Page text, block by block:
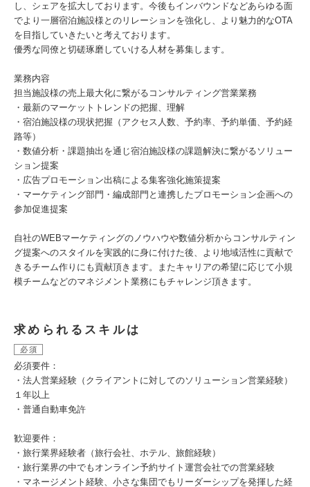
し、シェアを拡大しております。今後もインバウンドなどあらゆる面
でより一層宿泊施設様とのリレーションを強化し、より魅力的なOTA
を目指していきたいと考えております。
優秀な同僚と切磋琢磨していける人材を募集します。
業務内容
担当施設様の売上最大化に繋がるコンサルティング営業業務
・最新のマーケットトレンドの把握、理解
・宿泊施設様の現状把握（アクセス人数、予約率、予約単価、予約経
路等）
・数値分析・課題抽出を通じ宿泊施設様の課題解決に繋がるソリュー
ション提案
・広告プロモーション出稿による集客強化施策提案
・マーケティング部門・編成部門と連携したプロモーション企画への
参加促進提案
自社のWEBマーケティングのノウハウや数値分析からコンサルティン
グ提案へのスタイルを実践的に身に付けた後、より地域活性に貢献で
きるチーム作りにも貢献頂きます。またキャリアの希望に応じて小規
模チームなどのマネジメント業務にもチャレンジ頂きます。
求められるスキルは
必須
必須要件：
・法人営業経験（クライアントに対してのソリューション営業経験）
１年以上
・普通自動車免許
歓迎要件：
・旅行業界経験者（旅行会社、ホテル、旅館経験）
・旅行業界の中でもオンライン予約サイト運営会社での営業経験
・マネージメント経験、小さな集団でもリーダーシップを発揮した経